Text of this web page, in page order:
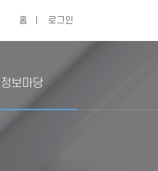
홈 로그인
정보마당